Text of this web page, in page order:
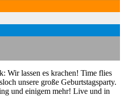
Wir lassen es krachen! Time flies
unsere große Geburtstagsparty.
und einigem mehr! Live und in